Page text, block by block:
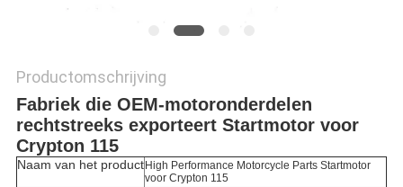
Productomschrijving
Fabriek die OEM-motoronderdelen
rechtstreeks exporteert Startmotor voor
Crypton 115
Naam van het product High Performance Motorcycle Parts Startmotor
voor Crypton 115